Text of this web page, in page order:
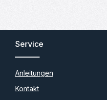
Service
Anleitungen
Kontakt